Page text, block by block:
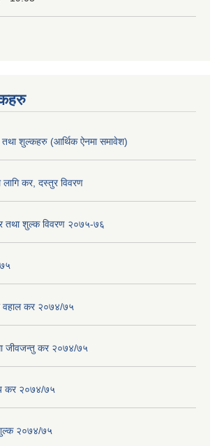
शुल्कहरु (आर्थिक ऐनमा समावेश)
कर, दस्तुर विवरण
तथा शुल्क विवरण २०७५-७६
वहाल कर २०७४/७५
जीवजन्तु कर २०७४/७५
कर २०७४/७५
२०७४/७५